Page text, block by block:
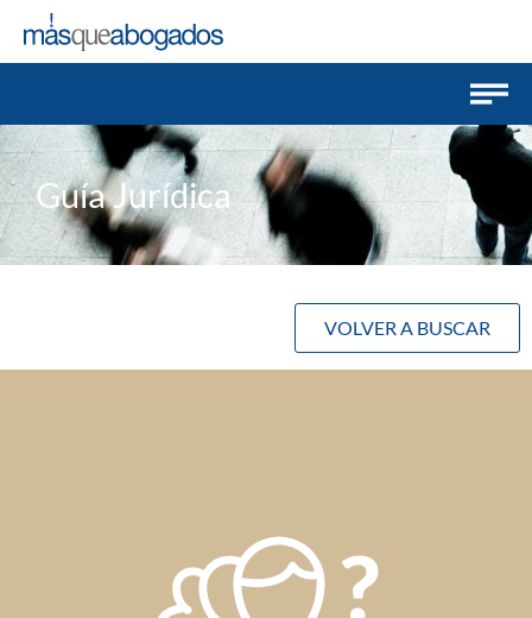
Guía Jurídica
VOLVER A BUSCAR